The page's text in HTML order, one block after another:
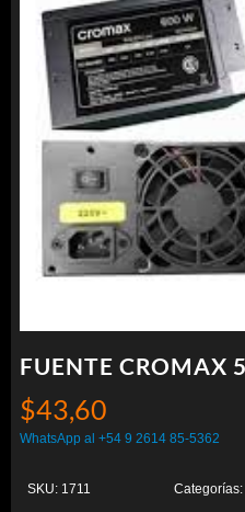
FUENTE CROMAX
$43,60
WhatsApp al +54 9 2614 85-5362
SKU: 1711 Categorías: